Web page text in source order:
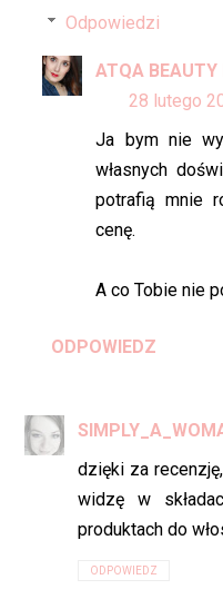
Odpowiedzi
ATQA BEAUTY
28 lutego
Ja bym nie
własnych
potrafią mnie
cenę.
A co Tobie nie
ODPOWIEDZ
dzięki za
widzę w
produktach do
ODPOWIEDZ